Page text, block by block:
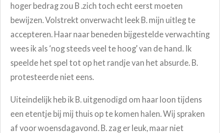
hoger bedrag zou B .zich toch echt eerst moeten
bewijzen. Volstrekt onverwacht leek B. mijn uitleg te
accepteren. Haar naar beneden bijgestelde verwachting
wees ik als ‘nog steeds veel te hoog’ van de hand. Ik
speelde het spel tot op het randje van het absurde. B.
protesteerde niet eens.
Uiteindelijk heb ik B. uitgenodigd om haar loon tijdens
een etentje bij mij thuis op te komen halen. Wij spraken
af voor woensdagavond. B. zag er leuk, maar niet